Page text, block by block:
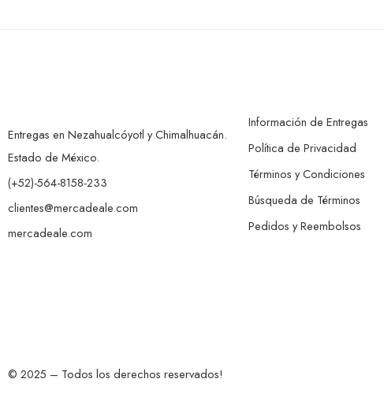
Entregas en Nezahualcóyotl y Chimalhuacán.
Estado de México.
(+52)-564-8158-233
clientes@mercadeale.com
mercadeale.com
Información de Entregas
Política de Privacidad
Términos y Condiciones
Búsqueda de Términos
Pedidos y Reembolsos
© 2025 – Todos los derechos reservados!